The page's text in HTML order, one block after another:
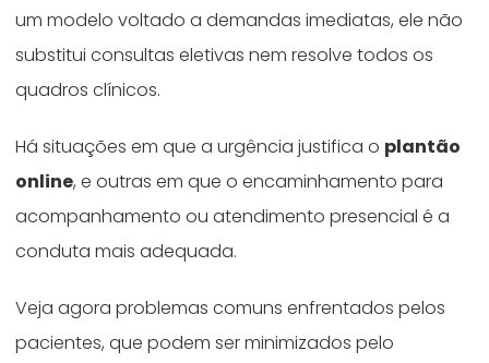
um modelo voltado a demandas imediatas, ele não
substitui consultas eletivas nem resolve todos os
quadros clínicos.
Há situações em que a urgência justifica o plantão
online, e outras em que o encaminhamento para
acompanhamento ou atendimento presencial é a
conduta mais adequada.
Veja agora problemas comuns enfrentados pelos
pacientes, que podem ser minimizados pelo